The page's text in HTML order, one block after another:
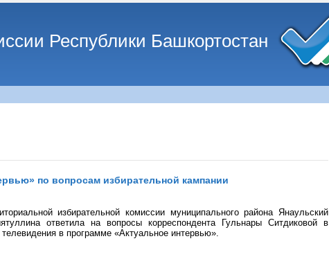
Республики Башкортостан
по вопросам избирательной кампании
избирательной комиссии муниципального района Янаульский
ответила на вопросы корреспондента Гульнары Ситдиковой в
в программе «Актуальное интервью».